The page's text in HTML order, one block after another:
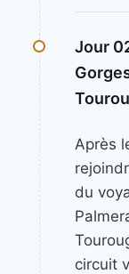
Jour
Après
du
circuit